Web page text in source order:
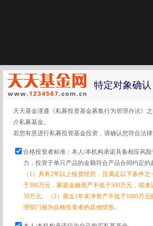
特定对象确认
天天基金谨遵《私募投资基金募集行为管理办法》
介私募基金。
若您有意进行私募投资基金投资，请确认您符合法
合格投资者标准：本人/本机构承诺具备相应风
力，投资于单只产品的金额符合产品合同约定的
（1）具有2年以上投资经历，且满足以下条件
于300万元，家庭金融资产不低于500万元，或
50万元。（2）最近1年末净资产不低于1000万
理部门视为合格投资者的其他情形。